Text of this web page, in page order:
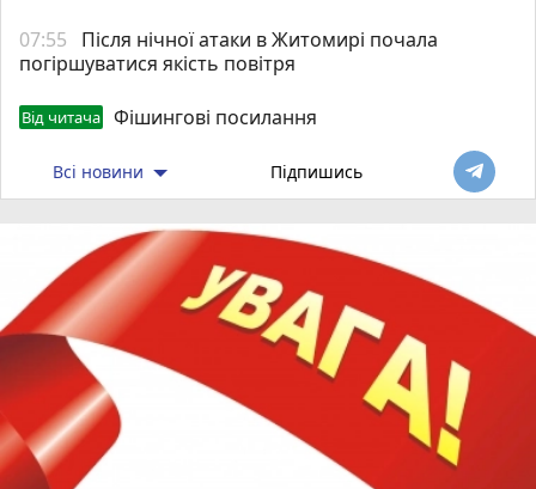
07:55
Після нічної атаки в Житомирі почала
погіршуватися якість повітря
Від читача Фішингові посилання
Всі новини Підпишись